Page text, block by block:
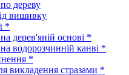
дереву
вишивку
*
дерев'яній основі *
водорозчинній канві *
*
викладення стразами *